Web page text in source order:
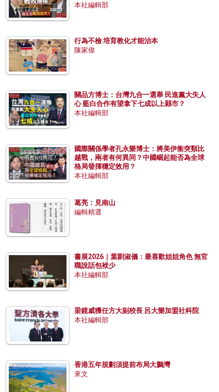
本社編輯部
行為不檢 培育教化才能治本
陳家偉
關品方博士：台灣九合一選舉 民進黨大失人
心 藍白合作有望拿下七成以上縣市？
本社編輯部
國際關係學者孔永樂博士：將美伊衝突類比
越戰，兩者有何異同？中國崛起能否為全球
格局發揮穩定效用？
本社編輯部
葛亮：見南山
編輯精選
書展2026｜葉劉淑儀：最喜歡姐姐角色 無官
職說話包袱少
本社編輯部
梁鏡威獲任方大副校長 呂大樂加盟社科院
本社編輯部
香港五年規劃須提前布局大鵬灣
來文